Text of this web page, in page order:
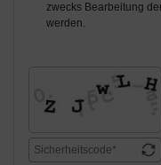
zwecks Bearbeitung
werden.